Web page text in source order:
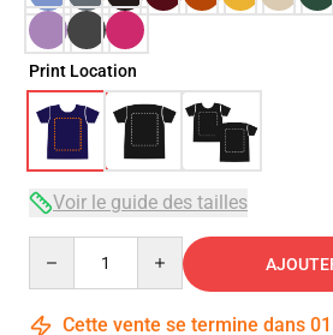
Print Location
Voir le guide des tailles
Cette vente se termine dans 01